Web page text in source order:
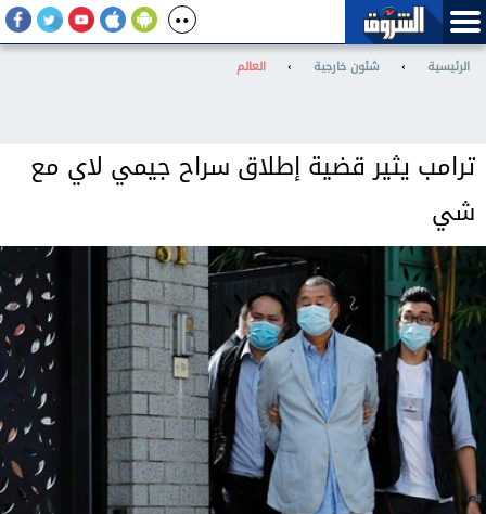
الرئيسية › شئون خارجية › العالم
ترامب يثير قضية إطلاق سراح جيمي لاي مع
شي